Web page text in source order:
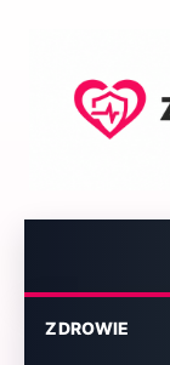
ZDROWIE